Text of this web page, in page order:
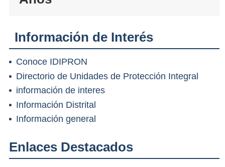
Información de Interés
Conoce IDIPRON
Directorio de Unidades de Protección Integral
información de interes
Información Distrital
Información general
Enlaces Destacados